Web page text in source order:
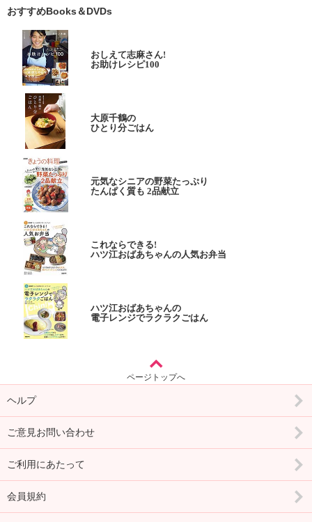
おすすめBooks＆DVDs
おしえて志麻さん!
お助けレシピ100
大原千鶴の
ひとり分ごはん
元気なシニアの野菜たっぷり
たんぱく質も 2品献立
これならできる!
ハツ江おばあちゃんの人気お弁当
ハツ江おばあちゃんの
電子レンジでラクラクごはん
ページトップへ
ヘルプ
ご意見お問い合わせ
ご利用にあたって
会員規約